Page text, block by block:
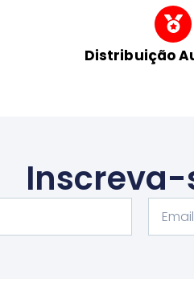
Distribuição
Inscreva-